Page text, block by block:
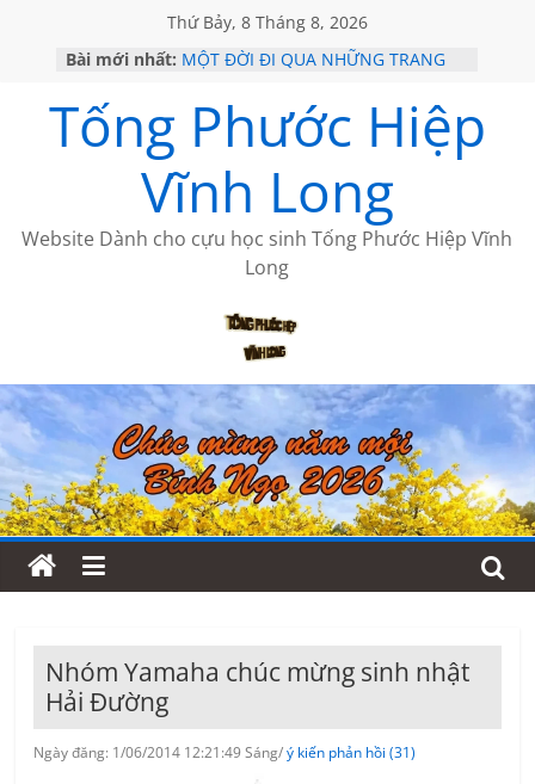
Thứ Bảy, 8 Tháng 8, 2026
Bài mới nhất: MỘT ĐỜI ĐI QUA NHỮNG TRANG
KHÔNG ĐỀ 19 CỦA THÁI LÃO
CHÙM THƠ CỦA BÍCH HÀ
GIÃ TỪ ĐÀ LẠT của ANTH ĐOÀN
HỌC SỬ HỒI XƯA
Tống Phước Hiệp
Vĩnh Long
Website Dành cho cựu học sinh Tống Phước Hiệp Vĩnh
Long
Nhóm Yamaha chúc mừng sinh nhật
Hải Đường
Ngày đăng: 1/06/2014 12:21:49 Sáng/ý kiến phản hồi (31)